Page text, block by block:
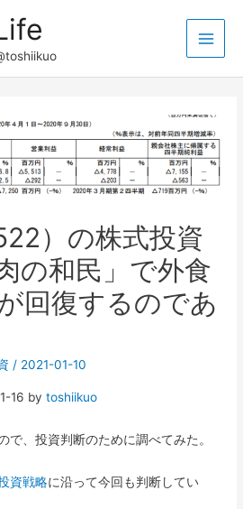
Main
）の株式投資
の和民」で外食
回復するのであ
/ 2021-01-10
16 bytoshiikuo
で、投資判断のために調べてみた。
資戦略に沿って今回も判断してい